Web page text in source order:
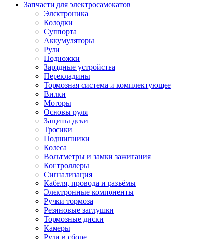
Запчасти для электросамокатов
Электроника
Колодки
Суппорта
Аккумуляторы
Рули
Подножки
Зарядные устройства
Перекладины
Тормозная система и комплектующее
Вилки
Моторы
Основы руля
Защиты деки
Тросики
Подшипники
Колеса
Вольтметры и замки зажигания
Контроллеры
Сигнализация
Кабеля, провода и разъёмы
Электронные компоненты
Ручки тормоза
Резиновые заглушки
Тормозные диски
Камеры
Рули в сборе